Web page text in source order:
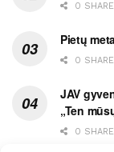
0
Pietų
0
JAV
„Ten
0